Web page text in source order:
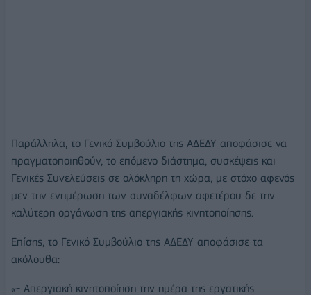
Παράλληλα, το Γενικό Συμβούλιο της ΑΔΕΔΥ αποφάσισε να
πραγματοποιηθούν, το επόμενο διάστημα, συσκέψεις και
Γενικές Συνελεύσεις σε ολόκληρη τη χώρα, με στόχο αφενός
μεν την ενημέρωση των συναδέλφων αφετέρου δε την
καλύτερη οργάνωση της απεργιακής κινητοποίησης.
Επίσης, το Γενικό Συμβούλιο της ΑΔΕΔΥ αποφάσισε τα
ακόλουθα:
«- Απεργιακή κινητοποίηση την ημέρα της εργατικής